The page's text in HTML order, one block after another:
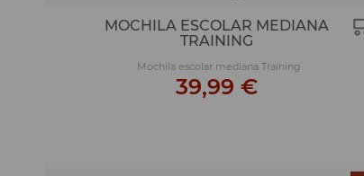
MOCHILA ESCOLAR MEDIANA
TRAINING
Mochila escolar mediana Training
39,99 €